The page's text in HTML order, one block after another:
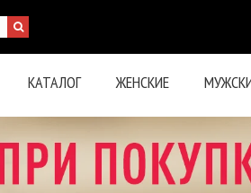
КАТАЛОГ ЖЕНСКИЕ